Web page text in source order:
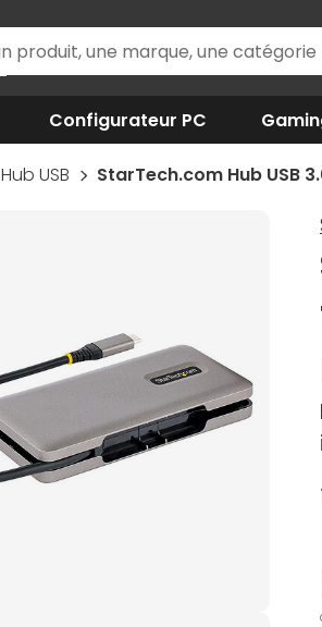
Configurateur PC
Hub USB StarTech.com Hub USB